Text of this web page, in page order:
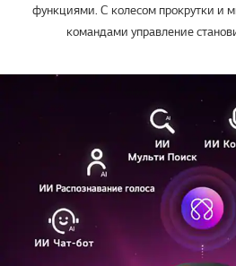
Пульт AI Magic
Откройте для
возможности
одной